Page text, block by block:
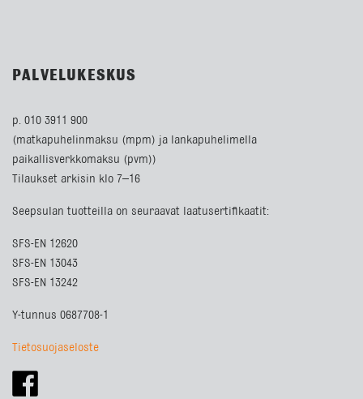
PALVELUKESKUS
p. 010 3911 900
(matkapuhelinmaksu (mpm) ja lankapuhelimella
paikallisverkkomaksu (pvm))
Tilaukset arkisin klo 7–16
Seepsulan tuotteilla on seuraavat laatusertifikaatit:
SFS-EN 12620
SFS-EN 13043
SFS-EN 13242
Y-tunnus 0687708-1
Tietosuojaseloste